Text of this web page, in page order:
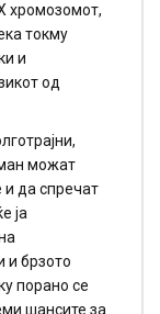
хромозомот,
токму
и
од
можат
и да спречат
ја
и брзото
порано се
шансите за